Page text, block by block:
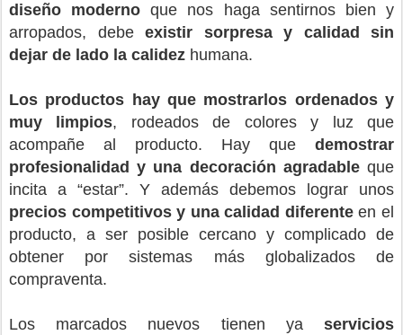
diseño moderno que nos haga sentirnos bien y
arropados, debe existir sorpresa y calidad sin
dejar de lado la calidez humana.
Los productos hay que mostrarlos ordenados y
muy limpios, rodeados de colores y luz que
acompañe al producto. Hay que demostrar
profesionalidad y una decoración agradableque
incita a “estar”. Y además debemos lograr unos
precios competitivos y una calidad diferenteen el
producto, a ser posible cercano y complicado de
obtener por sistemas más globalizados de
compraventa.
Los marcados nuevos tienen ya servicios